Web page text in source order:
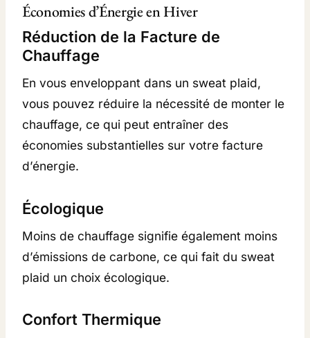
Économies d’Énergie en Hiver
Réduction de la Facture de
Chauffage
En vous enveloppant dans un sweat plaid,
vous pouvez réduire la nécessité de monter le
chauffage, ce qui peut entraîner des
économies substantielles sur votre facture
d’énergie.
Écologique
Moins de chauffage signifie également moins
d’émissions de carbone, ce qui fait du sweat
plaid un choix écologique.
Confort Thermique